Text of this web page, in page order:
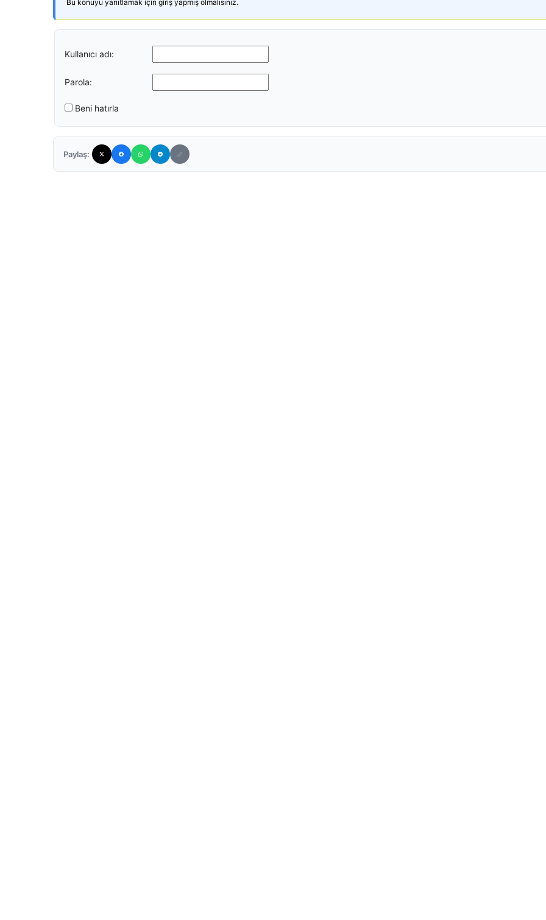
Bu konuyu yanıtlamak için giriş yapmış olmalısınız.
Kullanıcı adı:
Parola:
Beni hatırla
Paylaş: